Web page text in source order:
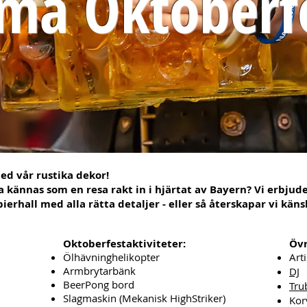
vår rustika dekor!
som en resa rakt in i hjärtat av Bayern? Vi
med alla rätta detaljer - eller så återskapar vi
Oktoberfestaktiviteter:
Ölhävninghelikopter
Armbrytarbänk
BeerPong bord
Slagmaskin (Mekanisk HighStriker)
DJ